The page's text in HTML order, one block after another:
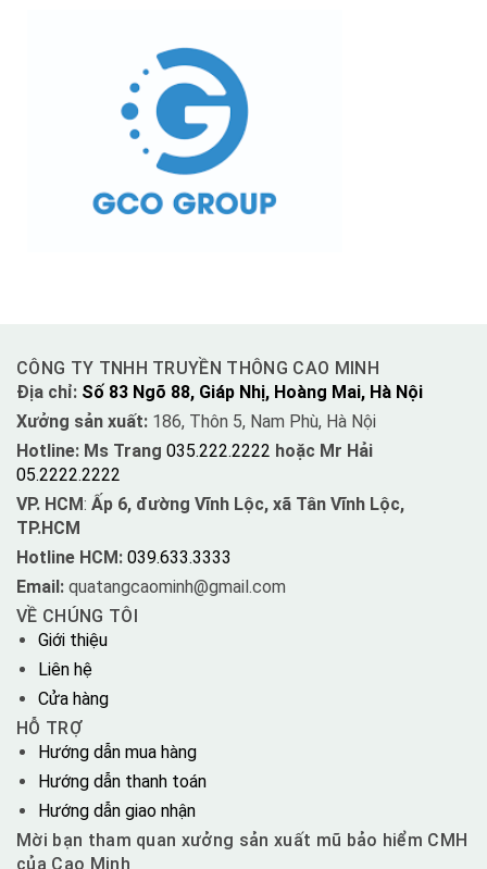
CÔNG TY TNHH TRUYỀN THÔNG CAO MINH
Địa chỉ: Số 83 Ngõ 88, Giáp Nhị, Hoàng Mai, Hà Nội
Xưởng sản xuất: 186, Thôn 5, Nam Phù, Hà Nội
Hotline: Ms Trang 035.222.2222 hoặc Mr Hải
05.2222.2222
VP. HCM: Ấp 6, đường Vĩnh Lộc, xã Tân Vĩnh Lộc,
TP.HCM
Hotline HCM: 039.633.3333
Email: quatangcaominh@gmail.com
VỀ CHÚNG TÔI
Giới thiệu
Liên hệ
Cửa hàng
HỖ TRỢ
Hướng dẫn mua hàng
Hướng dẫn thanh toán
Hướng dẫn giao nhận
Mời bạn tham quan xưởng sản xuất mũ bảo hiểm CMH
của Cao Minh